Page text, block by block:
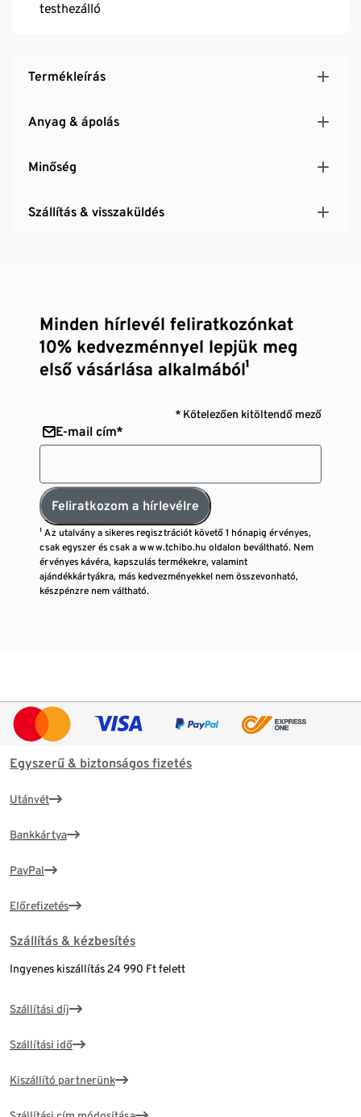
testhezálló
Termékleírás
Anyag & ápolás
Minőség
Szállítás & visszaküldés
Minden hírlevél feliratkozónkat
10% kedvezménnyel lepjük meg
első vásárlása alkalmából¹
* Kötelezően kitöltendő mező
E-mail cím*
Feliratkozom a hírlevélre
¹ Az utalvány a sikeres regisztrációt követő 1 hónapig érvényes,
csak egyszer és csak a www.tchibo.hu oldalon beváltható. Nem
érvényes kávéra, kapszulás termékekre, valamint
ajándékkártyákra, más kedvezményekkel nem összevonható,
készpénzre nem váltható.
Egyszerű & biztonságos fizetés
Utánvét
Bankkártya
PayPal
Előrefizetés
Szállítás & kézbesítés
Ingyenes kiszállítás 24 990 Ft felett
Szállítási díj
Szállítási idő
Kiszállító partnerünk